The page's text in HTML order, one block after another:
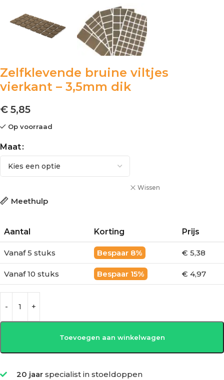
Zelfklevende bruine viltjes
vierkant – 3,5mm dik
€ 5,85
Op voorraad
Maat
Wissen
Meethulp
Aantal Korting Prijs
Vanaf 5 stuks 8% € 5,38
Vanaf 10 stuks 15% € 4,97
Toevoegen aan winkelwagen
20 jaarspecialist in stoeldoppen